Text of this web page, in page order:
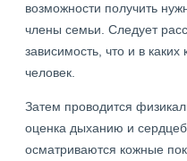
возможности получить
члены семьи. Следует
зависимость, что и в каких
человек.
Затем проводится
оценка дыханию и
осматриваются кожные